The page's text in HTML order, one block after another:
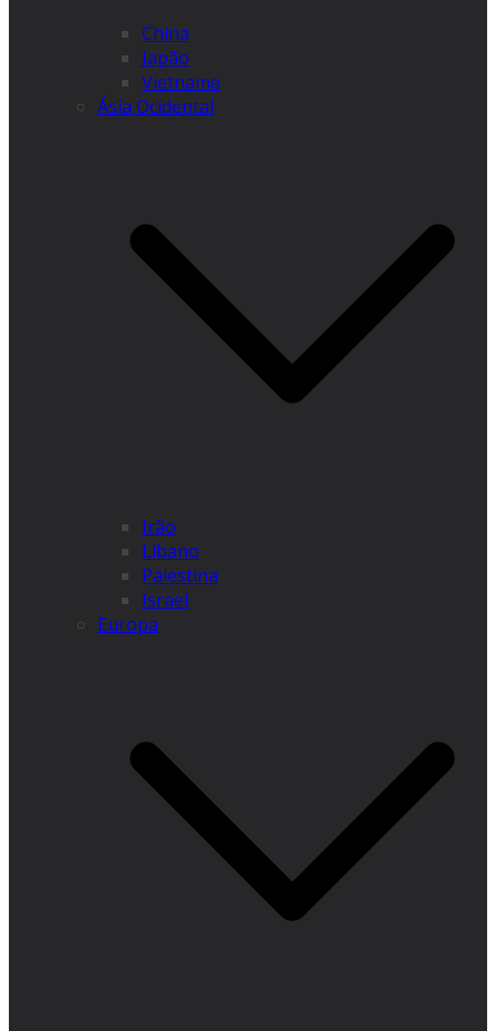
China
Japão
Vietname
Ásia Ocidental
Irão
Líbano
Palestina
Israel
Europa